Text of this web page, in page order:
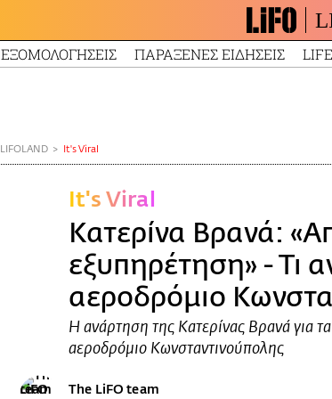
ΕΞΟΜΟΛΟΓΗΣΕΙΣ ΠΑΡΑΞΕΝΕΣ ΕΙΔΗΣΕΙΣ
LIFOLAND It's Viral
It's Viral
Κατερίνα Βρανά:
εξυπηρέτηση» - Τι
αεροδρόμιο
Η ανάρτηση της Κατερίνας Βρανά για
αεροδρόμιο Κωνσταντινούπολης
The LiFO team